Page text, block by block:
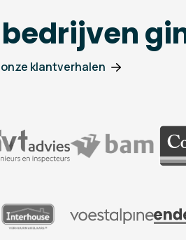
onze klantverhalen